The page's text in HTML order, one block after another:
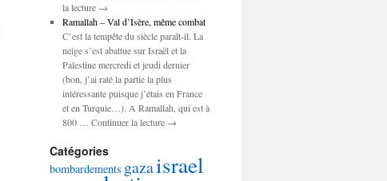
la lecture →
Ramallah – Val d’Isère, même combat
C’est la tempête du siècle paraît-il. La
neige s’est abattue sur Israël et la
Palestine mercredi et jeudi dernier
(bon, j’ai raté la partie la plus
intéressante puisque j’étais en France
et en Turquie…). A Ramallah, qui est à
800 … Continuer la lecture →
Catégories
bombardements gazaisrael